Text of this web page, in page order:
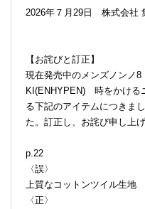
2026年７月29日 株式会社
【お詫びと訂正】
現在発売中のメンズノンノ
KI(ENHYPEN) 時をかける
る下記のアイテムにつきま
た。訂正し、お詫び申し上げ
p.22
〈誤〉
上質なコットンツイル生地
〈正〉